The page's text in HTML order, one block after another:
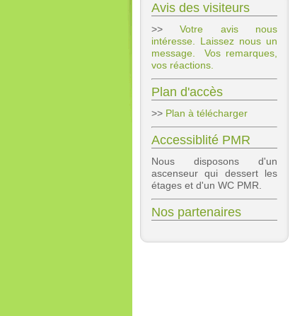
Avis des visiteurs
>>Votre avis nous
intéresse. Laissez nous un
message. Vos remarques,
vos réactions.
Plan d'accès
>> Plan à télécharger
Accessiblité PMR
Nous disposons d'un
ascenseur qui dessert les
étages et d'un WC PMR.
Nos partenaires